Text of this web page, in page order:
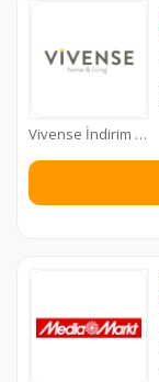
Vivense İndirim Kodu